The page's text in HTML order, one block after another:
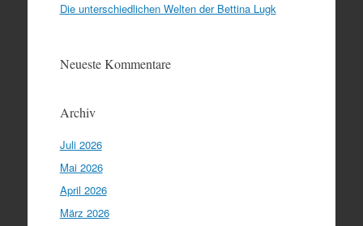
Die unterschiedlichen Welten der Bettina Lugk
Neueste Kommentare
Archiv
Juli 2026
Mai 2026
April 2026
März 2026